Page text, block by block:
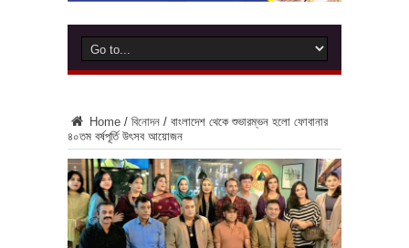
Home / বিনোদন / বাংলাদেশ থেকে শুভারম্ভন হলো ফোবানার
৪০তম বর্ষপূর্তি উৎসব আয়োজন